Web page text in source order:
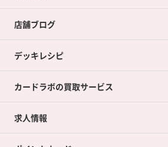
店舗ブログ
デッキレシピ
カードラボの買取サービス
カードラボの買取サービスTOP
求人情報